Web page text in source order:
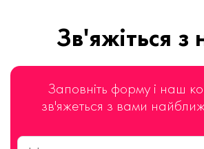
Зв'яжіться з
Заповніть форму і наш
зв'яжеться з вами